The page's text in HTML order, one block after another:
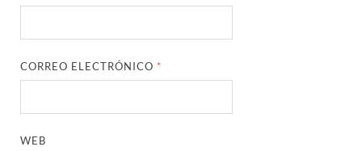
CORREO ELECTRÓNICO *
WEB